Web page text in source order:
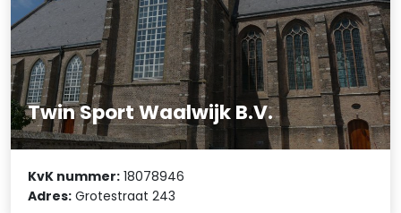
Twin Sport Waalwijk B.V.
KvK nummer: 18078946
Adres: Grotestraat 243